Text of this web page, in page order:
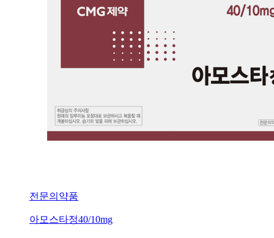
전문의약품
아모스타정40/10mg